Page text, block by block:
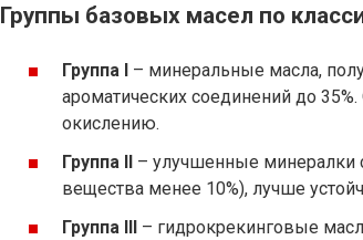
Группы базовых масел по
Группа I – минеральные масла,
ароматических соединений до
окислению.
Группа II
– улучшенные минералки
вещества менее 10%), лучше
Группа III
– гидрокрекинговые